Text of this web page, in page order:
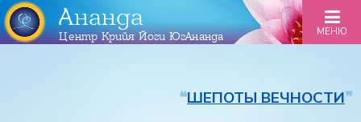
Ананда
Центр Крийя Йоги ЮгАнанда МЕНЮ
❝ШЕПОТЫ ВЕЧНОСТИ❞